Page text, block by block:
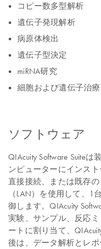
コピー数多型解析
遺伝子発現解析
病原体検出
遺伝子型決定
miRNA研究
細胞および遺伝子治療
ソフトウェア
QIAcuity Software Suite
ンピューターにインス
直接接続、または既存
（LAN）を使用して、1
御します。QIAcuity
実験、サンプル、反応
ートに割り当て、
後は、データ解析とレ